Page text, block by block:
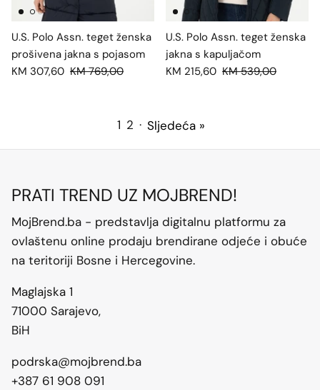
U.S. Polo Assn. teget ženska
prošivena jakna s pojasom
KM 307,60 KM 769,00
U.S. Polo Assn. teget ženska
jakna s kapuljačom
KM 215,60 KM 539,00
1 2 · Sljedeća »
PRATI TREND UZ MOJBREND!
MojBrend.ba - predstavlja digitalnu platformu za
ovlaštenu online prodaju brendirane odjeće i obuće
na teritoriji Bosne i Hercegovine.
Maglajska 1
71000 Sarajevo,
BiH
podrska@mojbrend.ba
+387 61 908 091